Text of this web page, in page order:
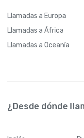
Llamadas a Europa
Llamadas a África
Llamadas a Oceanía
¿Desde dónde